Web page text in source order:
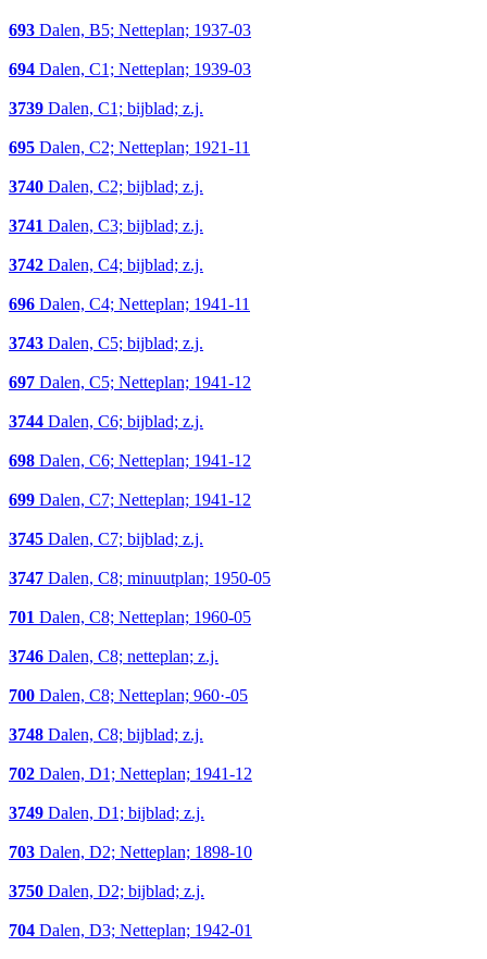
693 Dalen, B5; Netteplan; 1937-03
694 Dalen, C1; Netteplan; 1939-03
3739 Dalen, C1; bijblad; z.j.
695 Dalen, C2; Netteplan; 1921-11
3740 Dalen, C2; bijblad; z.j.
3741 Dalen, C3; bijblad; z.j.
3742 Dalen, C4; bijblad; z.j.
696 Dalen, C4; Netteplan; 1941-11
3743 Dalen, C5; bijblad; z.j.
697 Dalen, C5; Netteplan; 1941-12
3744 Dalen, C6; bijblad; z.j.
698 Dalen, C6; Netteplan; 1941-12
699 Dalen, C7; Netteplan; 1941-12
3745 Dalen, C7; bijblad; z.j.
3747 Dalen, C8; minuutplan; 1950-05
701 Dalen, C8; Netteplan; 1960-05
3746 Dalen, C8; netteplan; z.j.
700 Dalen, C8; Netteplan; 960·-05
3748 Dalen, C8; bijblad; z.j.
702 Dalen, D1; Netteplan; 1941-12
3749 Dalen, D1; bijblad; z.j.
703 Dalen, D2; Netteplan; 1898-10
3750 Dalen, D2; bijblad; z.j.
704 Dalen, D3; Netteplan; 1942-01